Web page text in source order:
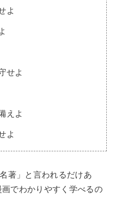
よ
せよ
えよ
よ
著」と言われるだけあ
でわかりやすく学べるの